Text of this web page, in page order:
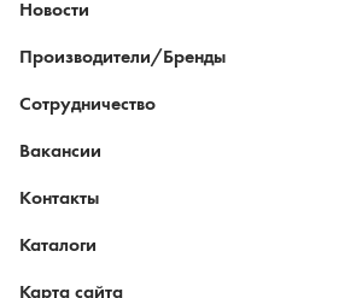
Новости
Производители/Бренды
Сотрудничество
Вакансии
Контакты
Каталоги
Карта сайта